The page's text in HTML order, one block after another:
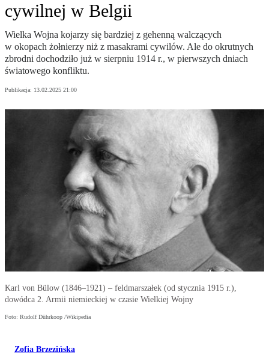
cywilnej w Belgii
Wielka Wojna kojarzy się bardziej z gehenną walczących
w okopach żołnierzy niż z masakrami cywilów. Ale do okrutnych
zbrodni dochodziło już w sierpniu 1914 r., w pierwszych dniach
światowego konfliktu.
Publikacja: 13.02.2025 21:00
Karl von Bülow (1846–1921) – feldmarszałek (od stycznia 1915 r.),
dowódca 2. Armii niemieckiej w czasie Wielkiej Wojny
Foto: Rudolf Dührkoop /Wikipedia
Zofia Brzezińska